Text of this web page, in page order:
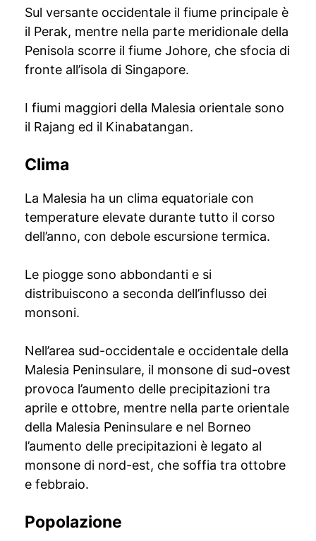
Sul versante occidentale il fiume principale è
il Perak, mentre nella parte meridionale della
Penisola scorre il fiume Johore, che sfocia di
fronte all’isola di Singapore.
I fiumi maggiori della Malesia orientale sono
il Rajang ed il Kinabatangan.
Clima
La Malesia ha un clima equatoriale con
temperature elevate durante tutto il corso
dell’anno, con debole escursione termica.
Le piogge sono abbondanti e si
distribuiscono a seconda dell’influsso dei
monsoni.
Nell’area sud-occidentale e occidentale della
Malesia Peninsulare, il monsone di sud-ovest
provoca l’aumento delle precipitazioni tra
aprile e ottobre, mentre nella parte orientale
della Malesia Peninsulare e nel Borneo
l’aumento delle precipitazioni è legato al
monsone di nord-est, che soffia tra ottobre
e febbraio.
Popolazione